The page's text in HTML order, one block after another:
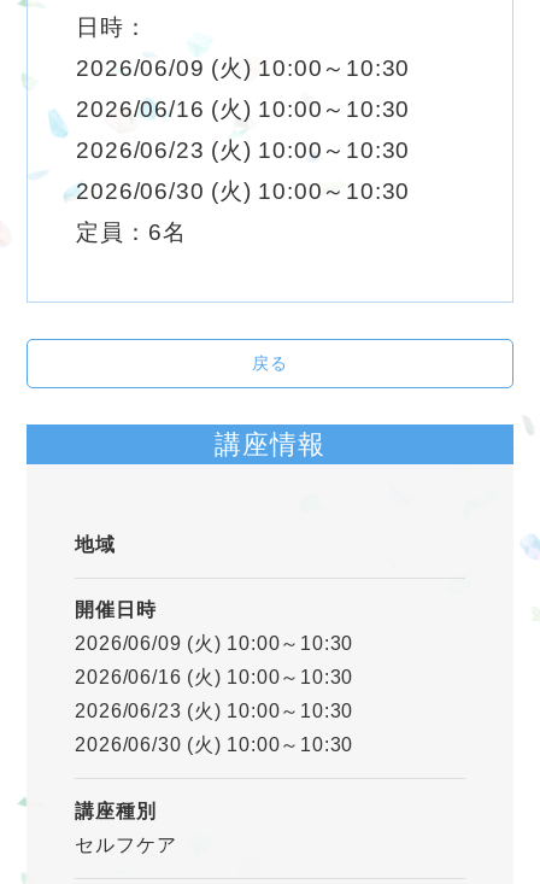
日時：
2026/06/09 (火) 10:00～10:30
2026/06/16 (火) 10:00～10:30
2026/06/23 (火) 10:00～10:30
2026/06/30 (火) 10:00～10:30
定員：6名
戻る
講座情報
地域
開催日時
2026/06/09 (火) 10:00～10:30
2026/06/16 (火) 10:00～10:30
2026/06/23 (火) 10:00～10:30
2026/06/30 (火) 10:00～10:30
講座種別
セルフケア